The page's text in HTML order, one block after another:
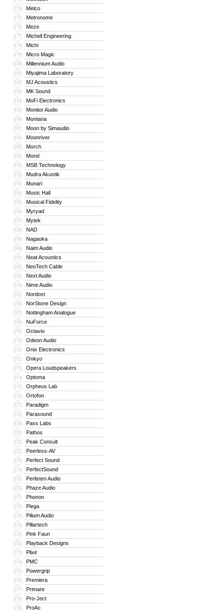
174 Melco
175 Metronome
176 Meze
177 Michell Engineering
178 Michi
179 Micro Magic
180 Millennium Audio
181 Miyajima Laboratory
182 MJ Acoustics
183 MK Sound
184 MoFi Electronics
185 Monitor Audio
186 Montana
187 Moon by Simaudio
188 Moonriver
189 Morch
190 Morel
191 MSB Technology
192 Mudra Akustik
193 Munari
194 Music Hall
195 Musical Fidelity
196 Myryad
197 Mytek
198 NAD
199 Nagaoka
200 Naim Audio
201 Neat Acoustics
202 NeoTech Cable
203 Next Audio
204 Nime Audio
205 Nordost
206 NorStone Design
207 Nottingham Analogue
208 NuForce
209 Octavio
210 Odeon Audio
211 Onix Electronics
212 Onkyo
213 Opera Loudspeakers
214 Optoma
215 Orpheus Lab
216 Ortofon
217 Paradigm
218 Parasound
219 Pass Labs
220 Pathos
221 Peak Consult
222 Peerless-AV
223 Perfect Sound
224 PerfectSound
225 Perlisten Audio
226 Phaze Audio
227 Phonon
228 Piega
229 Pilium Audio
230 Pillartech
231 Pink Faun
232 Playback Designs
233 Plixir
234 PMC
235 Powergrip
236 Premiera
237 Primare
238 Pro-Ject
239 ProAc